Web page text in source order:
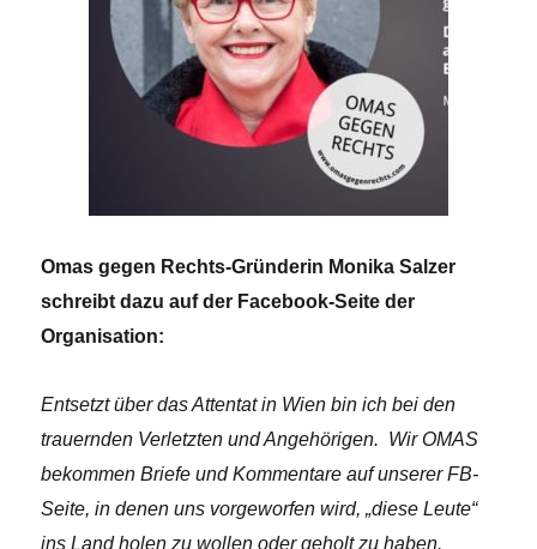
Omas gegen Rechts-Gründerin Monika Salzer
schreibt dazu auf der Facebook-Seite der
Organisation:
Entsetzt über das Attentat in Wien bin ich bei den
trauernden Verletzten und Angehörigen. Wir OMAS
bekommen Briefe und Kommentare auf unserer FB-
Seite, in denen uns vorgeworfen wird, „diese Leute“
ins Land holen zu wollen oder geholt zu haben.